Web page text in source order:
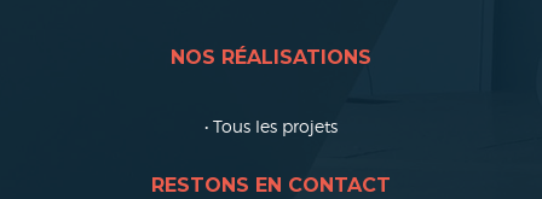
NOS RÉALISATIONS
• Tous les projets
RESTONS EN CONTACT